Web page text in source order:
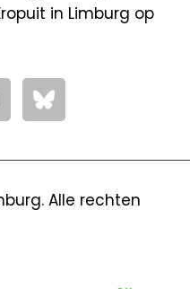
in Limburg op
Alle rechten